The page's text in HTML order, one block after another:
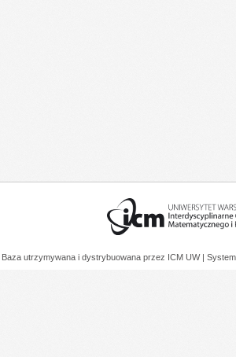
Baza utrzymywana i dystrybuowana przez ICM UW |